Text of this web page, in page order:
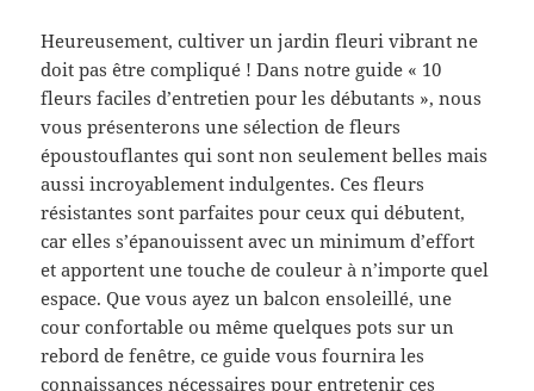
Heureusement, cultiver un jardin fleuri vibrant ne
doit pas être compliqué ! Dans notre guide « 10
fleurs faciles d’entretien pour les débutants », nous
vous présenterons une sélection de fleurs
époustouflantes qui sont non seulement belles mais
aussi incroyablement indulgentes. Ces fleurs
résistantes sont parfaites pour ceux qui débutent,
car elles s’épanouissent avec un minimum d’effort
et apportent une touche de couleur à n’importe quel
espace. Que vous ayez un balcon ensoleillé, une
cour confortable ou même quelques pots sur un
rebord de fenêtre, ce guide vous fournira les
connaissances nécessaires pour entretenir ces